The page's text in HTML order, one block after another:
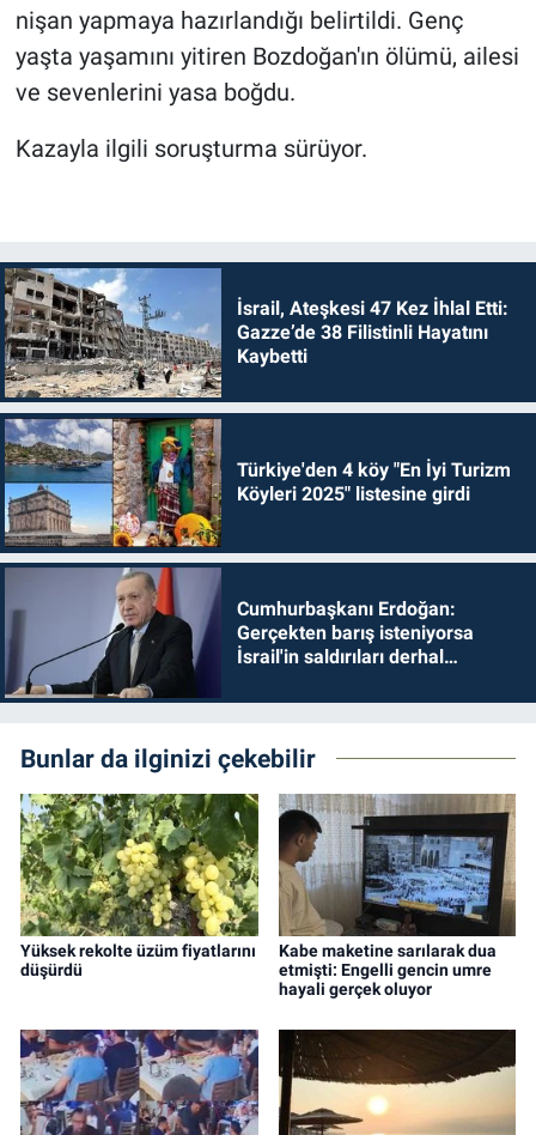
nişan yapmaya hazırlandığı belirtildi. Genç
yaşta yaşamını yitiren Bozdoğan'ın ölümü, ailesi
ve sevenlerini yasa boğdu.
Kazayla ilgili soruşturma sürüyor.
İsrail, Ateşkesi 47 Kez İhlal Etti:
Gazze’de 38 Filistinli Hayatını
Kaybetti
Türkiye'den 4 köy "En İyi Turizm
Köyleri 2025" listesine girdi
Cumhurbaşkanı Erdoğan:
Gerçekten barış isteniyorsa
İsrail'in saldırıları derhal
Bunlar da ilginizi çekebilir
Yüksek rekolte üzüm fiyatlarını
düşürdü
Kabe maketine sarılarak dua
etmişti: Engelli gencin umre
hayali gerçek oluyor